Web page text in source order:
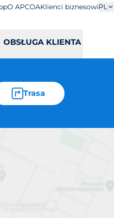
O APCOAKlienci biznesowiPL
OBSŁUGA KLIENTA
Trasa